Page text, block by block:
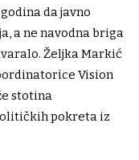
da javno
a ne navodna briga
Željka Markić
Vision
stotina
pokreta iz